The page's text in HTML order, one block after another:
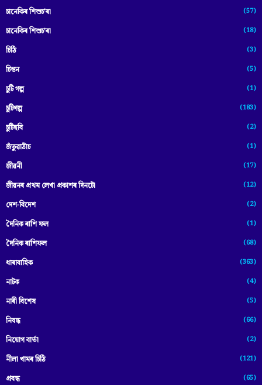
চানেকিৰ শিশুচ'ৰা (57)
চানেকিৰ শিশুচ’ৰা (18)
চিঠি (3)
চিন্তন (5)
চুটি গল্প (1)
চুটিগল্প (183)
চুটিছবি (2)
জঁতুৱাঠাঁচ (1)
জীৱনী (17)
জীৱনৰ প্ৰথম লেখা প্ৰকাশৰ দিনটো (12)
দেশ-বিদেশ (2)
দৈনিক ৰাশি ফল (1)
দৈনিক ৰাশিফল (68)
ধাৰাবাহিক (363)
নাটক (4)
নাৰী বিশেষ (5)
নিবন্ধ (66)
নিয়োগ বাৰ্তা (2)
নীলা খামৰ চিঠি (121)
প্রবন্ধ (65)